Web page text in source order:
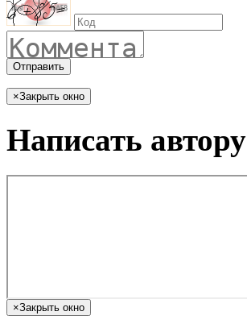
Отправить
×Закрыть окно
Написать автору
×Закрыть окно